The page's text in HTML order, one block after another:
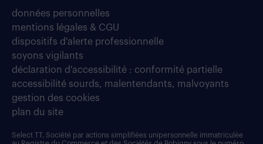
données personnelles
mentions légales & CGU
dispositifs d'alerte professionnelle
soyons vigilants
déclaration d'accessibilité : conformité partielle
accessibilité sourds, malentendants, malvoyants
gestion des cookies
plan du site
Select TT, Société par actions simplifiées unipersonnelle immatriculée